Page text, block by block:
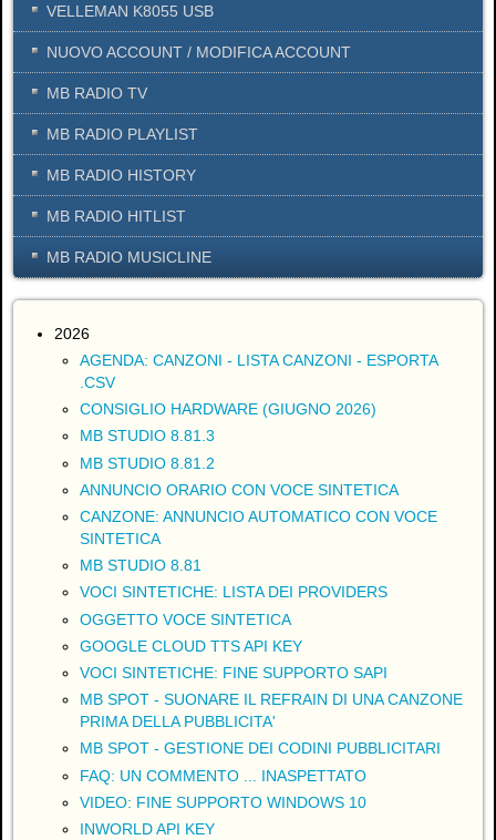
VELLEMAN K8055 USB
NUOVO ACCOUNT / MODIFICA ACCOUNT
MB RADIO TV
MB RADIO PLAYLIST
MB RADIO HISTORY
MB RADIO HITLIST
MB RADIO MUSICLINE
2026
AGENDA: CANZONI - LISTA CANZONI - ESPORTA
.CSV
CONSIGLIO HARDWARE (GIUGNO 2026)
MB STUDIO 8.81.3
MB STUDIO 8.81.2
ANNUNCIO ORARIO CON VOCE SINTETICA
CANZONE: ANNUNCIO AUTOMATICO CON VOCE
SINTETICA
MB STUDIO 8.81
VOCI SINTETICHE: LISTA DEI PROVIDERS
OGGETTO VOCE SINTETICA
GOOGLE CLOUD TTS API KEY
VOCI SINTETICHE: FINE SUPPORTO SAPI
MB SPOT - SUONARE IL REFRAIN DI UNA CANZONE
PRIMA DELLA PUBBLICITA'
MB SPOT - GESTIONE DEI CODINI PUBBLICITARI
FAQ: UN COMMENTO ... INASPETTATO
VIDEO: FINE SUPPORTO WINDOWS 10
INWORLD API KEY